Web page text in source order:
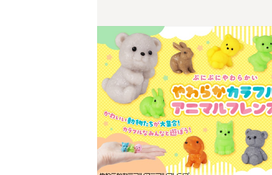
フェイス&ボディケア
防災・防犯グッズ
ファッション雑貨
ティッシュ・ロール
ペン・筆記用具
ステーショナリー
生活雑貨・便利グッズ